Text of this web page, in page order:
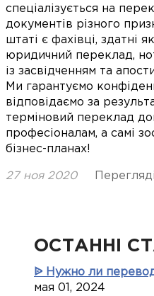
спеціалізується на
документів різного
штаті є фахівці, здатні
юридичний переклад,
із засвідченням та
Ми гарантуємо
відповідаємо за
терміновий переклад
професіоналам, а самі
бізнес-планах!
27 ноя 2020
ОСТАННІ
ᐉ Нужно ли
мая 01, 2024